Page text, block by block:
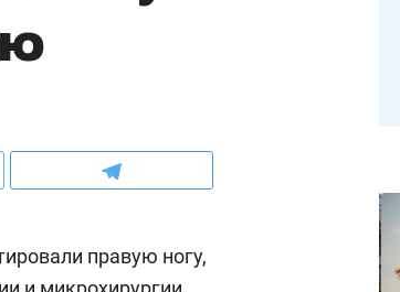
правую ногу,
мастеров